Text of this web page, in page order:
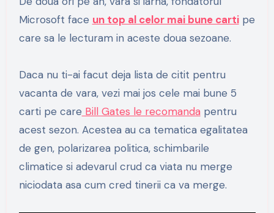
Microsoft face un top al celor mai bune cartipe
care sa le lecturam in aceste doua sezoane.
Daca nu ti-ai facut deja lista de citit pentru
vacanta de vara, vezi mai jos cele mai bune 5
carti pe care Bill Gates le recomandapentru
acest sezon. Acestea au ca tematica egalitatea
de gen, polarizarea politica, schimbarile
climatice si adevarul crud ca viata nu merge
niciodata asa cum cred tinerii ca va merge.